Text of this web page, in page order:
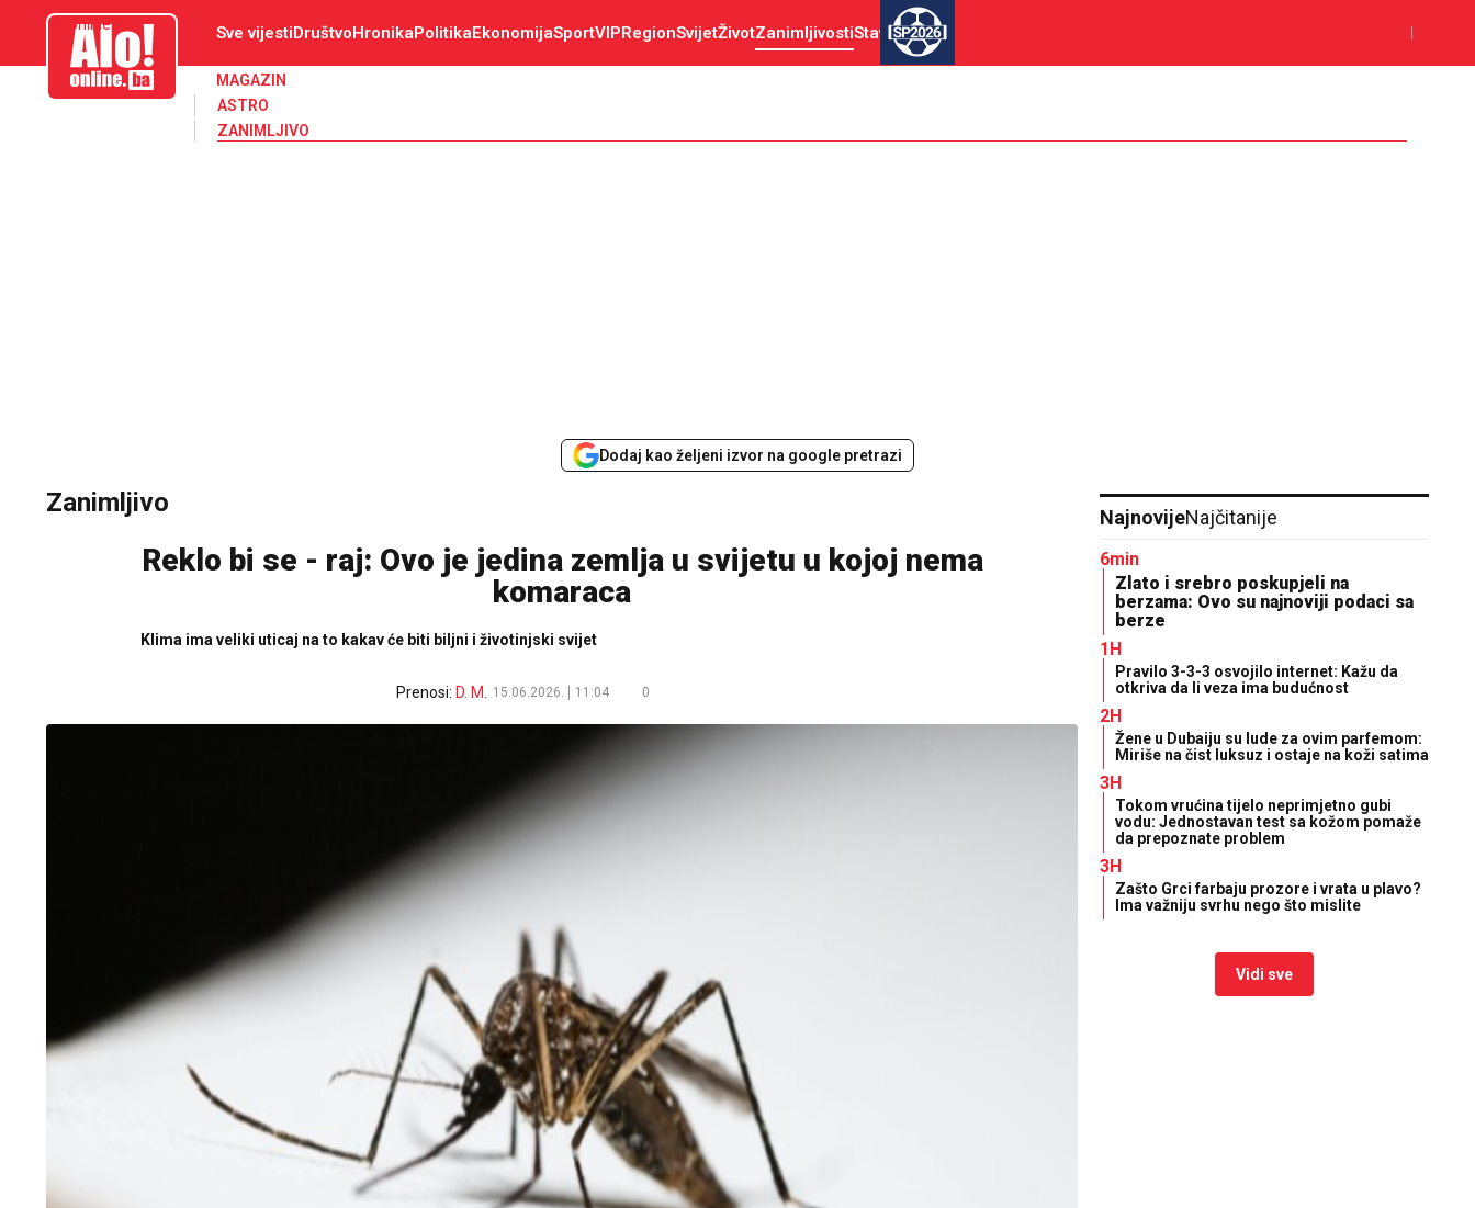
aloonline.ba Sve vijestiDruštvoHronikaPolitikaEkonomijaSportVIPRegionSvijetŽivotZanimljivostiStav SP2026
MAGAZIN
ASTRO
ZANIMLJIVO
Dodaj kao željeni izvor na google pretrazi
Zanimljivo
Reklo bi se - raj: Ovo je jedina zemlja u svijetu u kojoj nema
komaraca
Klima ima veliki uticaj na to kakav će biti biljni i životinjski svijet
Prenosi: D. M. 15.06.2026. 11:04 0
NajnovijeNajčitanije
6min
Zlato i srebro poskupjeli na
berzama: Ovo su najnoviji podaci sa
berze
1H
Pravilo 3-3-3 osvojilo internet: Kažu da
otkriva da li veza ima budućnost
2H
Žene u Dubaiju su lude za ovim parfemom:
Miriše na čist luksuz i ostaje na koži satima
3H
Tokom vrućina tijelo neprimjetno gubi
vodu: Jednostavan test sa kožom pomaže
da prepoznate problem
3H
Zašto Grci farbaju prozore i vrata u plavo?
Ima važniju svrhu nego što mislite
Vidi sve